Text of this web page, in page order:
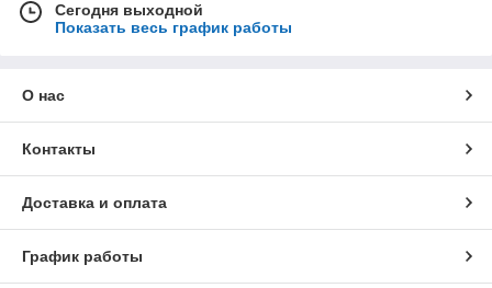
Сегодня выходной
Показать весь график работы
О нас
Контакты
Доставка и оплата
График работы